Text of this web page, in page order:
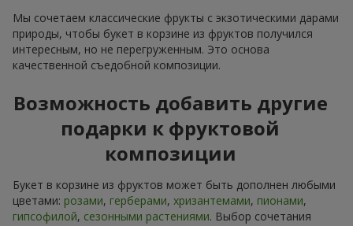
Мы сочетаем классические фрукты с экзотическими дарами
природы, чтобы букет в корзине из фруктов получился
интересным, но не перегруженным. Это основа
качественной съедобной композиции.
Возможность добавить другие
подарки к фруктовой
композиции
Букет в корзине из фруктов может быть дополнен любыми
цветами: розами, герберами, хризантемами, пионами,
гипсофилой, сезонными растениями. Выбор сочетания